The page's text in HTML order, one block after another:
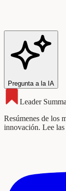
Pregunta a la IA
Leader
Resúmenes de los
innovación. Lee